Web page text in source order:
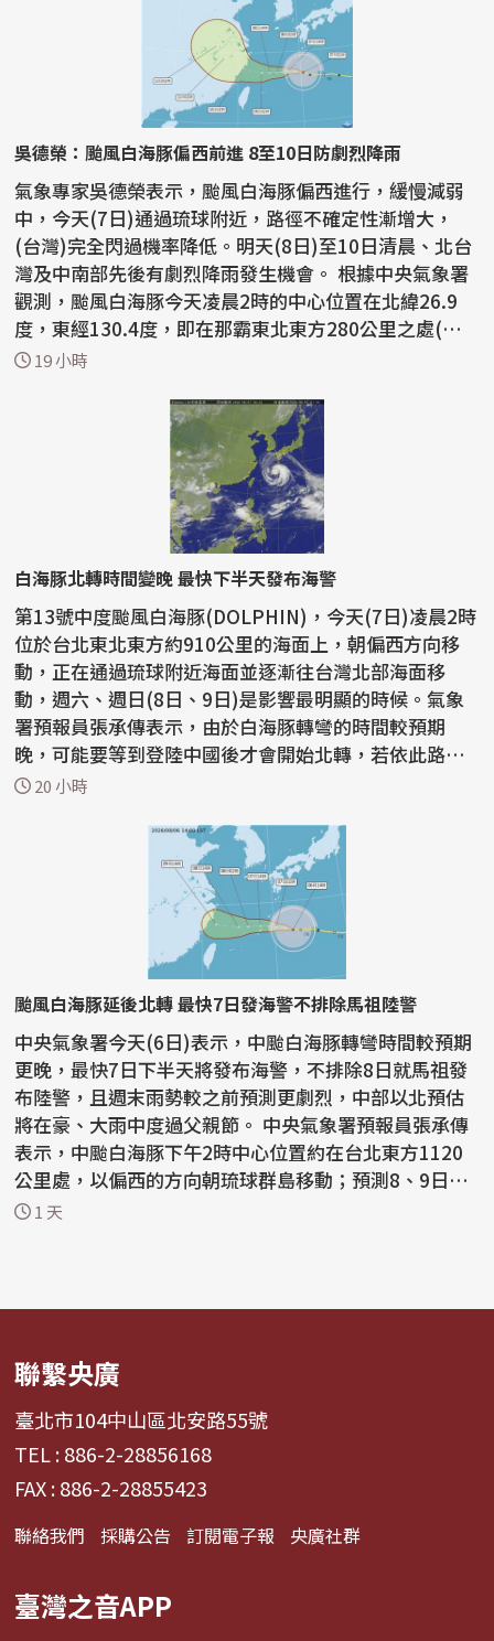
吳德榮：颱風白海豚偏西前進 8至10日防劇烈降雨
氣象專家吳德榮表示，颱風白海豚偏西進行，緩慢減弱
中，今天(7日)通過琉球附近，路徑不確定性漸增大，
(台灣)完全閃過機率降低。明天(8日)至10日清晨、北台
灣及中南部先後有劇烈降雨發生機會。 根據中央氣象署
觀測，颱風白海豚今天凌晨2時的中心位置在北緯26.9
度，東經130.4度，即在那霸東北東方280公里之處(台
北東北東...
19 小時
白海豚北轉時間變晚 最快下半天發布海警
第13號中度颱風白海豚(DOLPHIN)，今天(7日)凌晨2時
位於台北東北東方約910公里的海面上，朝偏西方向移
動，正在通過琉球附近海面並逐漸往台灣北部海面移
動，週六、週日(8日、9日)是影響最明顯的時候。氣象
署預報員張承傳表示，由於白海豚轉彎的時間較預期
晚，可能要等到登陸中國後才會開始北轉，若依此路
徑，最快今天下半...
20 小時
颱風白海豚延後北轉 最快7日發海警不排除馬祖陸警
中央氣象署今天(6日)表示，中颱白海豚轉彎時間較預期
更晚，最快7日下半天將發布海警，不排除8日就馬祖發
布陸警，且週末雨勢較之前預測更劇烈，中部以北預估
將在豪、大雨中度過父親節。 中央氣象署預報員張承傳
表示，中颱白海豚下午2時中心位置約在台北東方1120
公里處，以偏西的方向朝琉球群島移動；預測8、9日會
通過台...
1 天
聯繫央廣
臺北市104中山區北安路55號
TEL : 886-2-28856168
FAX : 886-2-28855423
聯絡我們 採購公告 訂閱電子報 央廣社群
臺灣之音APP